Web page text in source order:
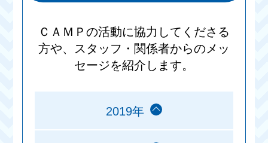
ＣＡＭＰの活動に協力してくださる
方や、スタッフ・関係者からのメッ
セージを紹介します。
2019年